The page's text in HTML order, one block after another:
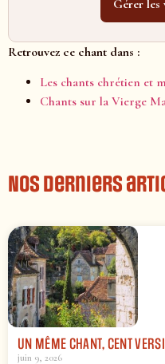
Gérer les
Retrouvez ce chant dans :
Les chants chrétien et
Chants sur la Vierge
Nos derniers
UN MÊME CHANT, CENT
juin 9, 2026